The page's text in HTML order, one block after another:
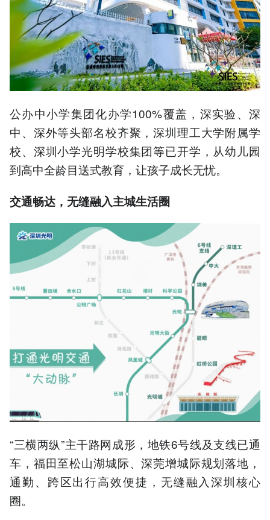
公办中小学集团化办学100%覆盖，深实验、深
中、深外等头部名校齐聚，深圳理工大学附属学
校、深圳小学光明学校集团等已开学，从幼儿园
到高中全龄目送式教育，让孩子成长无忧。
交通畅达，无缝融入主城生活圈
“三横两纵”主干路网成形，地铁6号线及支线已通
车，福田至松山湖城际、深莞增城际规划落地，
通勤、跨区出行高效便捷，无缝融入深圳核心
圈。